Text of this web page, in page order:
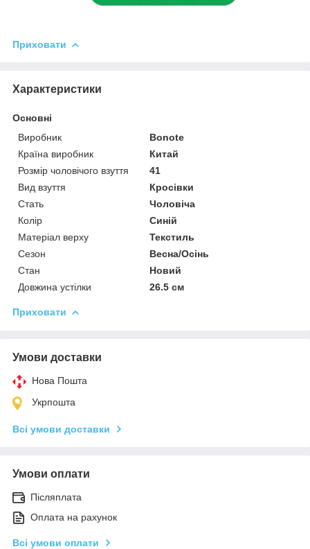
Приховати
Характеристики
Основні
Виробник
Bonote
Країна виробник
Китай
Розмір чоловічого взуття
41
Вид взуття
Кросівки
Стать
Чоловіча
Колір
Синій
Матеріал верху
Текстиль
Сезон
Весна/Осінь
Стан
Новий
Довжина устілки
26.5 см
Приховати
Умови доставки
Нова Пошта
Укрпошта
Всі умови доставки
Умови оплати
Післяплата
Оплата на рахунок
Всі умови оплати